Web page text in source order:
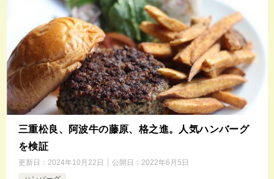
三重松良、阿波牛の藤原、格之進。人気ハンバーグ
を検証
更新日： 2024年10月22日 公開日： 2022年6月5日